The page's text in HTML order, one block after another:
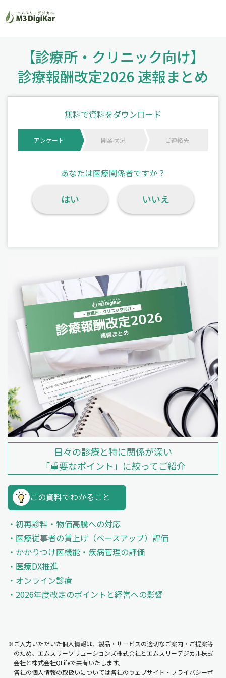
日々の診療と特に関係が深い
「重要なポイント」に絞ってご紹介
この資料でわかること
初再診料・物価高騰への対応
医療従事者の賃上げ（ベースアップ）評価
かかりつけ医機能・疾病管理の評価
医療DX推進
オンライン診療
2026年度改定のポイントと経営への影響
【診療所・クリニック向け】
診療報酬改定2026 速報まとめ
無料で資料をダウンロード
アンケート 開業状況 ご連絡先
あなたは医療関係者ですか？
はい いいえ
※ご入力いただいた個人情報は、製品・サービスの適切なご案内・ご提案等
のため、エムスリーソリューションズ株式会社とエムスリーデジカル株式
会社と株式会社QLifeで共有いたします。
各社の個人情報の取扱いについては各社のウェブサイト・プライバシーポ